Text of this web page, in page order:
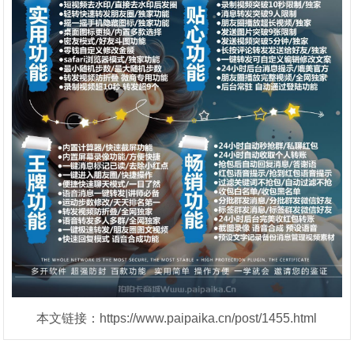
本文链接：https://www.paipaika.cn/post/1455.html